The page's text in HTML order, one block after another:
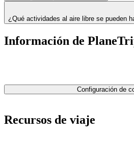
¿Qué actividades al aire libre se pueden
Información de
Configuración de
Recursos de viaje